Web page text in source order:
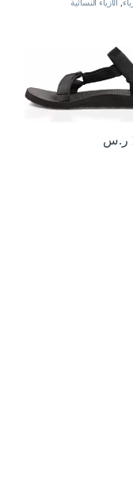
الأزياء النسائية
ر.س